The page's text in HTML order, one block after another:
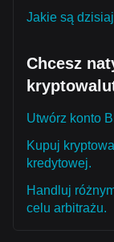
Jakie są
Chcesz
Utwórz konto
Kupuj
kredytowej.
Handluj
celu arbitrażu.